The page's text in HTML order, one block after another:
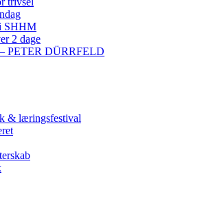
SHHM
2 dage
PETER DÜRRFELD
& læringsfestival